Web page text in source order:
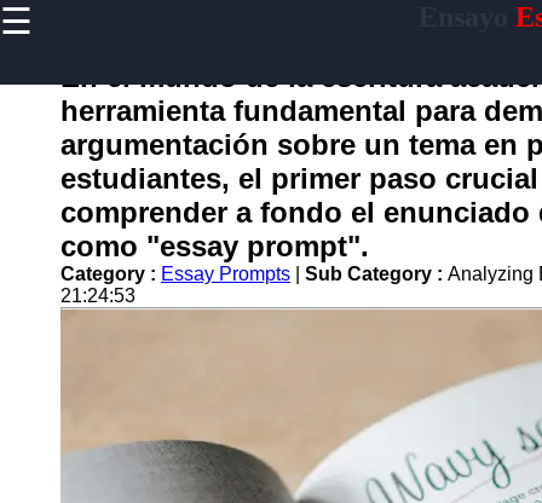
☰
Home
ensayo
Socials
Facebook
En el mundo de la escritura
herramienta fundamental para
argumentación sobre un tema en
estudiantes, el primer paso
comprender a fondo el
como "essay prompt".
Category : Essay Prompts Sub Category : Analyzing
21:24:53